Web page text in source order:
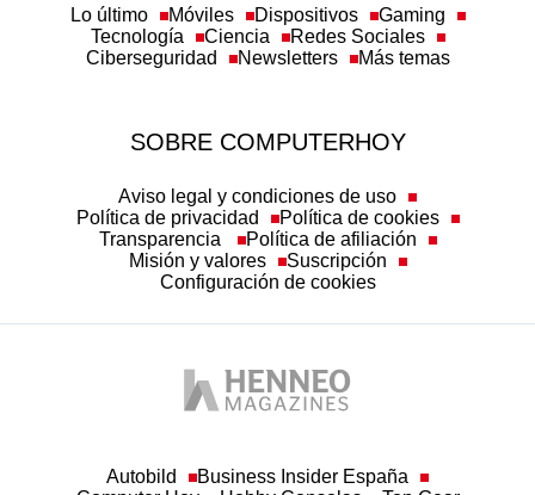
Tecnología
Ciencia
Redes Sociales
Ciberseguridad
Newsletters Más temas
Política de privacidad
Política de cookies
Transparencia
Política de afiliación
Misión y valores
Suscripción
Configuración de cookies
Computer Hoy
Hobby Consolas Top Gear